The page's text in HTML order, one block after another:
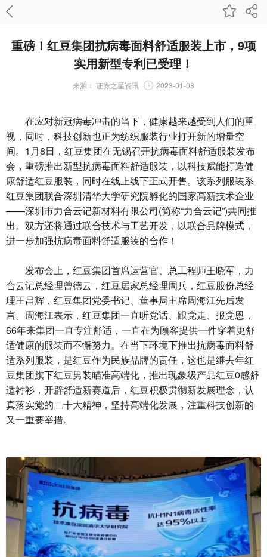
重磅！红豆集团抗病毒面料舒适服装上市，9项
实用新型专利已受理！
来源： 证券之星资讯 2023-01-08
在应对新冠病毒冲击的当下，健康越来越受到人们的重
视，同时，科技创新也正为纺织服装行业打开新的增量空
间。1月8日，红豆集团在无锡召开抗病毒面料舒适服装发布
会，重磅推出新型抗病毒面料舒适服装，以科技赋能打造健
康舒适红豆服装，同时在线上线下正式开售。该系列服装系
红豆集团联合深圳清华大学研究院孵化的国家高新技术企业
——深圳市力合云记新材料有限公司(简称“力合云记”)共同推
出。双方还将通过联合技术与工艺开发，以联合品牌模式，
进一步加强抗病毒面料舒适服装的合作！
发布会上，红豆集团首席运营官、总工程师王晓军，力
合云记总经理曾德云，红豆居家总经理周兵，红豆股份总经
理王昌辉，红豆集团党委书记、董事局主席周海江先后发
言。周海江表示，红豆集团一直听党话、跟党走、报党恩，
66年来集团一直专注舒适，一直在为顾客提供一件穿着更舒
适健康的服装而不懈努力。在当下环境下推出抗病毒面料舒
适系列服装，是红豆作为民族品牌的责任，这也是继去年红
豆集团旗下红豆男装瞄准高端化，推出现象级产品红豆0感舒
适衬衫，开辟舒适新赛道后，红豆积极贯彻新发展理念，认
真落实党的二十大精神，坚持高端化发展，注重科技创新的
又一重要举措。